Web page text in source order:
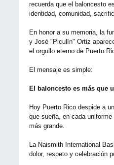
recuerda que el baloncesto
identidad, comunidad,
En honor a su memoria, la
y José "Piculín" Ortiz
el orgullo eterno de Puerto
El mensaje es simple:
El baloncesto es más que
Hoy Puerto Rico despide a
que sueña, en cada
más grande.
La Naismith International
dolor, respeto y celebración